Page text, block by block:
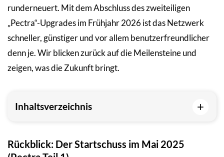
runderneuert. Mit dem Abschluss des zweiteiligen
„Pectra“-Upgrades im Frühjahr 2026 ist das Netzwerk
schneller, günstiger und vor allem benutzerfreundlicher
denn je. Wir blicken zurück auf die Meilensteine und
zeigen, was die Zukunft bringt.
Inhaltsverzeichnis +
Rückblick: Der Startschuss im Mai 2025